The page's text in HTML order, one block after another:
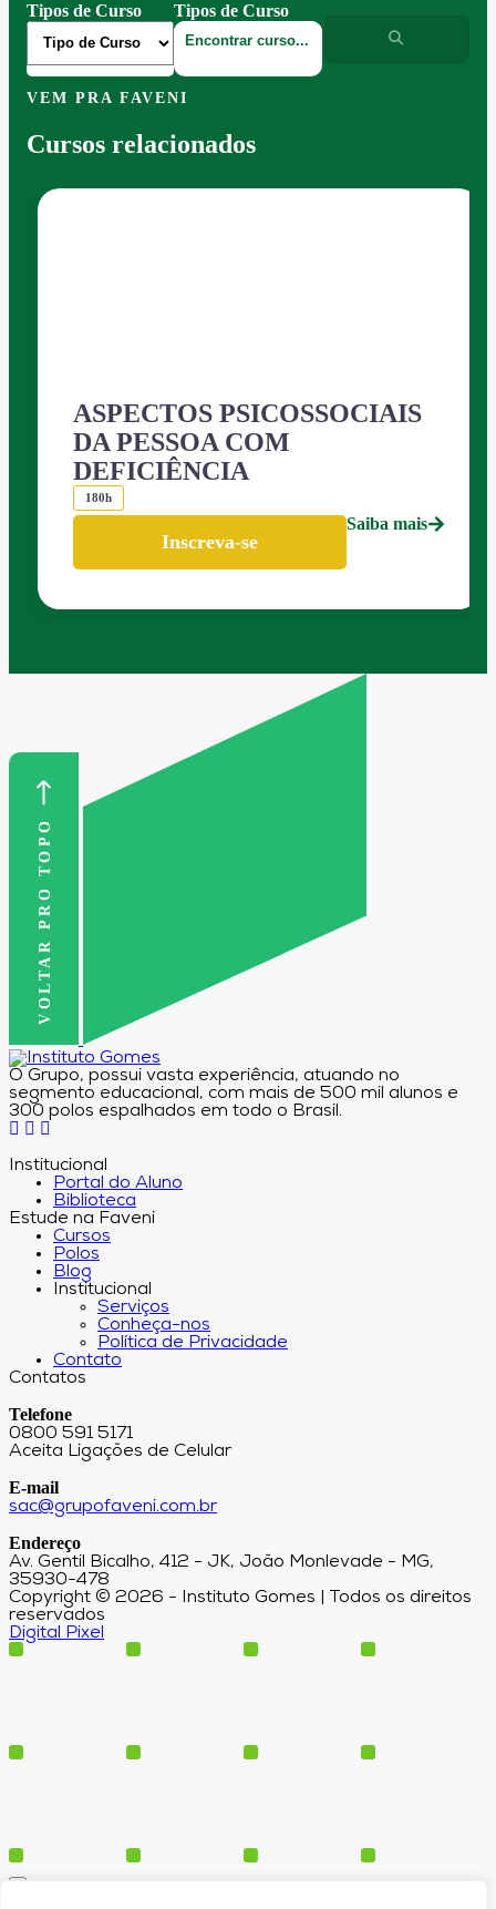
Tipos de Curso Tipos de Curso
VEM PRA FAVENI
Cursos relacionados
ASPECTOS PSICOSSOCIAIS
DA PESSOA COM
DEFICIÊNCIA
180h
Inscreva-se
Saiba mais
VOLTAR PRO TOPO
O Grupo, possui vasta experiência, atuando no
segmento educacional, com mais de 500 mil alunos e
300 polos espalhados em todo o Brasil.
Institucional
Portal do Aluno
Biblioteca
Estude na Faveni
Cursos
Polos
Blog
Institucional
Serviços
Conheça-nos
Política de Privacidade
Contato
Contatos
Telefone
0800 591 5171
Aceita Ligações de Celular
E-mail
sac@grupofaveni.com.br
Endereço
Av. Gentil Bicalho, 412 - JK, João Monlevade - MG,
35930-478
Copyright © 2026 - Instituto Gomes | Todos os direitos
reservados
Digital Pixel